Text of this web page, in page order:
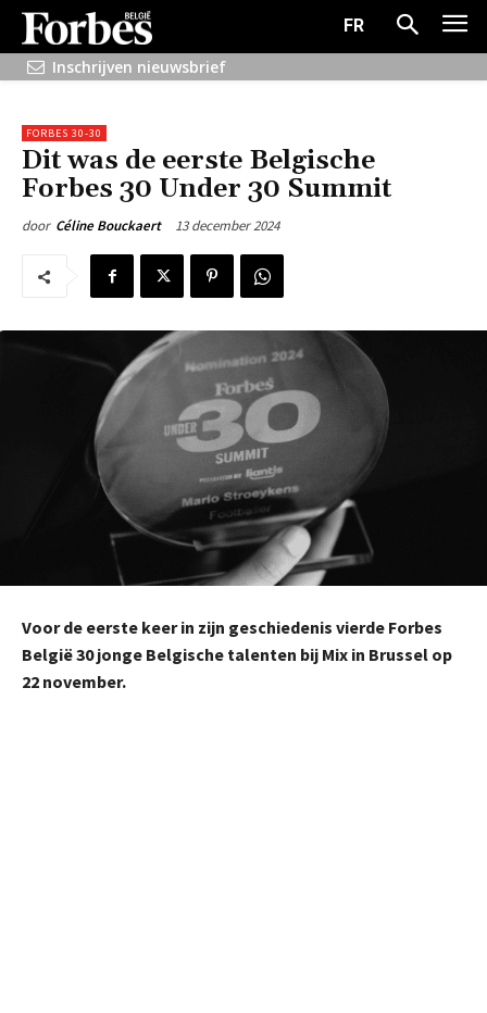
FR
Inschrijven nieuwsbrief
FORBES 30-30
Dit was de eerste Belgische
Forbes 30 Under 30 Summit
door Céline Bouckaert 13 december 2024
Voor de eerste keer in zijn geschiedenis vierde Forbes
België 30 jonge Belgische talenten bij Mix in Brussel op
22 november.